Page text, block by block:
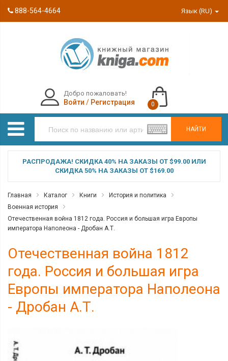
888-564-4664 Язык (RU)
НАЙТИ
Добро пожаловать!
Войти / Регистрация 0
РАСПРОДАЖА! СКИДКА 40% НА ЗАКАЗЫ ОТ $99.00 ИЛИ
СКИДКА 50% НА ЗАКАЗЫ ОТ $169.00
Главная Каталог Книги
История и политика
Военная история
Отечественная война 1812 года. Россия и большая игра Европы
императора Наполеона - Дробан А.Т.
Отечественная война 1812
года. Россия и большая игра
Европы императора Наполеона
- Дробан А.Т.